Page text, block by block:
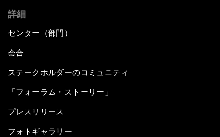
詳細
センター（部門）
会合
ステークホルダーのコミュニティ
「フォーラム・ストーリー」
プレスリリース
フォトギャラリー